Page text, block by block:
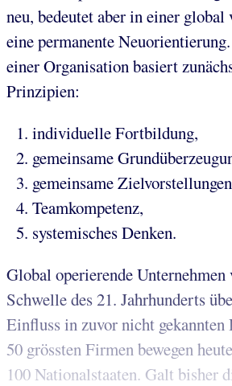
neu, bedeutet aber in einer
eine permanente
einer Organisation basiert
Prinzipien:
individuelle Fortbildung,
gemeinsame
gemeinsame
Teamkompetenz,
systemisches Denken.
Global operierende Unternehmen
Schwelle des 21. Jahrhunderts
Einfluss in zuvor nicht
50 grössten Firmen bewegen
100 Nationalstaaten. Galt bisher